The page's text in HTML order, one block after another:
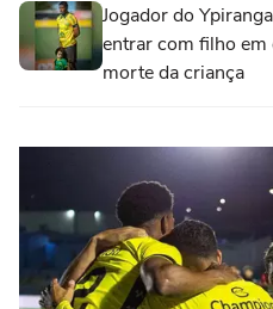
Jogador do
entrar com filho em
morte da criança